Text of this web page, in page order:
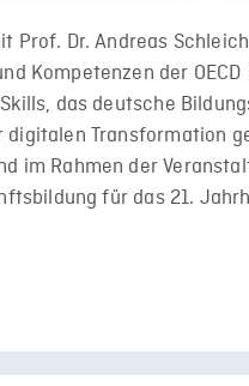
Prof. Dr. Andreas
Kompetenzen der
das deutsche
digitalen Transformation
im Rahmen der
für das 21.